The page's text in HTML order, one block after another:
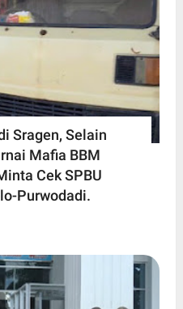
Sragen, Selain
Mafia BBM
Cek SPBU
Purwodadi.